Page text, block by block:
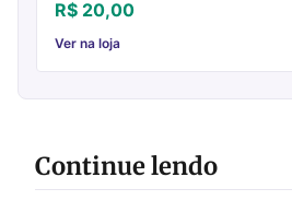
Pai de todos e de tudo. Com o passar do
tempo, esse atributo de Deus como Pai,
em ...
R$ 20,00
Ver na loja
Continue lendo